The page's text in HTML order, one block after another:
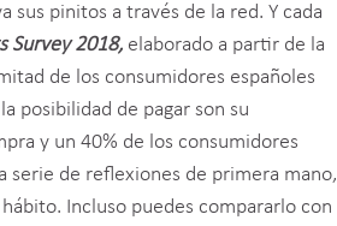
sus pinitos a través de la red. Y cada
Survey 2018, elaborado a partir de la
de los consumidores españoles
posibilidad de pagar son su
y un 40% de los consumidores
serie de reflexiones de primera mano,
Incluso puedes compararlo con